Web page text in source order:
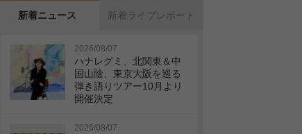
新着ニュース 新着ライブレポート
2026/08/07
ハナレグミ、北関東＆中
国山陰、東京大阪を巡る
弾き語りツアー10月より
開催決定
2026/08/07